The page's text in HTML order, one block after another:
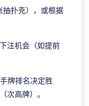
扑克），或根据
注机会（如提前
牌排名决定胜
次高牌）。